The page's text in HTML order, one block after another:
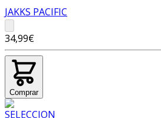
JAKKS PACIFIC
34,99€
Comprar